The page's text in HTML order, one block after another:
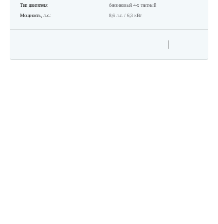
Тип двигателя:
бензиновый 4-х тактный
Мощность, л.с.:
8,6 л.с. / 6,3 кВт